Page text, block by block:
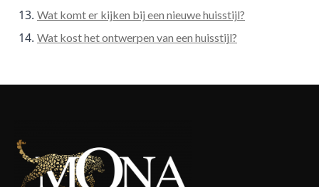
Wat komt er kijken bij een nieuwe huisstijl?
Wat kost het ontwerpen van een huisstijl?